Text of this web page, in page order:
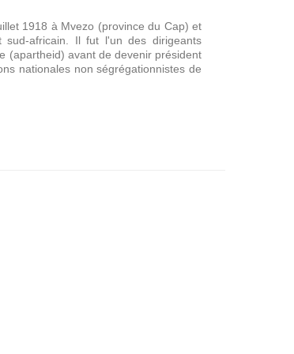
1918 à Mvezo (province du Cap) et
africain. Il fut l'un des dirigeants
(apartheid) avant de devenir président
nationales non ségrégationnistes de